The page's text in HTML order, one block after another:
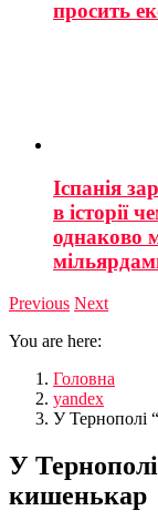
просить
Іспанія
в історії
однаково
Previous Next
You are here:
Головна
yandex
У Тернополі
У
кишенькар